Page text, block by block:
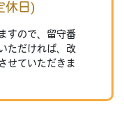
休日)
すので、留守番
ただければ、改
せていただきま